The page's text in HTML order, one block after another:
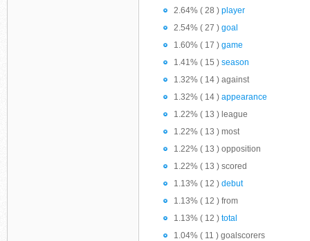
2.64% ( 28 ) player
2.54% ( 27 ) goal
1.60% ( 17 ) game
1.41% ( 15 ) season
1.32% ( 14 ) against
1.32% ( 14 ) appearance
1.22% ( 13 ) league
1.22% ( 13 ) most
1.22% ( 13 ) opposition
1.22% ( 13 ) scored
1.13% ( 12 ) debut
1.13% ( 12 ) from
1.13% ( 12 ) total
1.04% ( 11 ) goalscorers